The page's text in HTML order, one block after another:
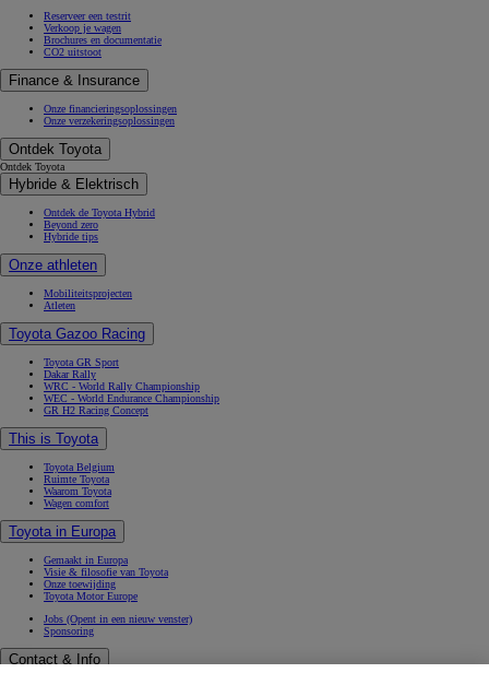
Reserveer een testrit
Verkoop je wagen
Brochures en documentatie
CO2 uitstoot
Finance & Insurance
Onze financieringsoplossingen
Onze verzekeringsoplossingen
Ontdek Toyota
Ontdek Toyota
Hybride & Elektrisch
Ontdek de Toyota Hybrid
Beyond zero
Hybride tips
Onze athleten
Mobiliteitsprojecten
Atleten
Toyota Gazoo Racing
Toyota GR Sport
Dakar Rally
WRC - World Rally Championship
WEC - World Endurance Championship
GR H2 Racing Concept
This is Toyota
Toyota Belgium
Ruimte Toyota
Waarom Toyota
Wagen comfort
Toyota in Europa
Gemaakt in Europa
Visie & filosofie van Toyota
Onze toewijding
Toyota Motor Europe
Jobs (Opent in een nieuw venster)
Sponsoring
Contact & Info